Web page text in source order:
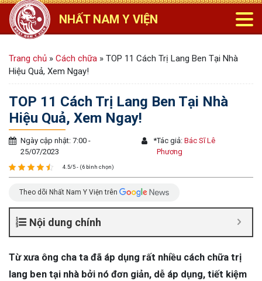
NHẤT NAM Y VIỆN
Trang chủ » Cách chữa » TOP 11 Cách Trị Lang Ben Tại Nhà
Hiệu Quả, Xem Ngay!
TOP 11 Cách Trị Lang Ben Tại Nhà
Hiệu Quả, Xem Ngay!
Ngày cập nhật: 7:00 -
25/07/2023
*Tác giả:Bác Sĩ Lê
Phương
4.5/5 - (6 bình chọn)
Theo dõi Nhất Nam Y Viện trên
Nội dung chính
Từ xưa ông cha ta đã áp dụng rất nhiều cách chữa trị
lang ben tại nhà bởi nó đơn giản, dễ áp dụng, tiết kiệm